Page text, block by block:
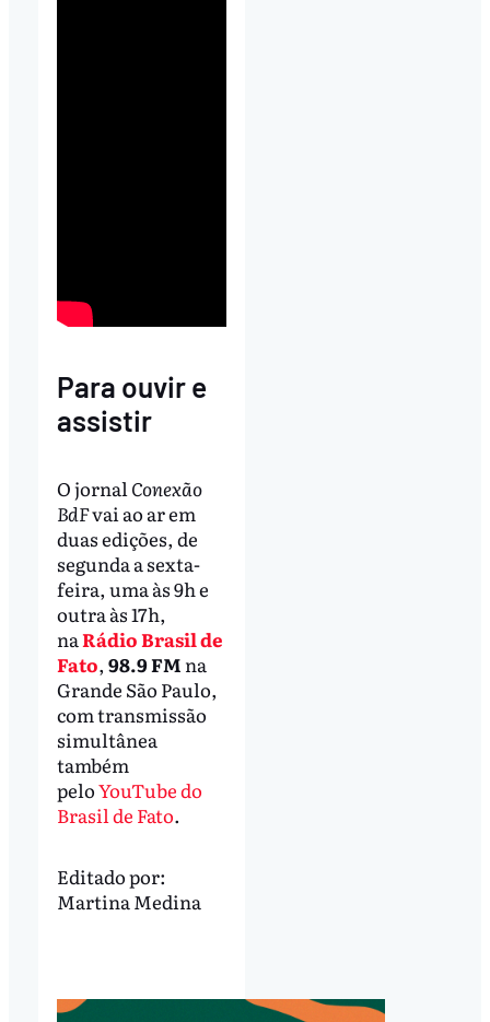
Para ouvir e
assistir
O jornal Conexão
BdFvai ao ar em
duas edições, de
segunda a sexta-
feira, uma às 9h e
outra às 17h,
naRádio Brasil de
Fato, 98.9 FM na
Grande São Paulo,
com transmissão
simultânea
também
peloYouTube do
Brasil de Fato.
Editado por:
Martina Medina